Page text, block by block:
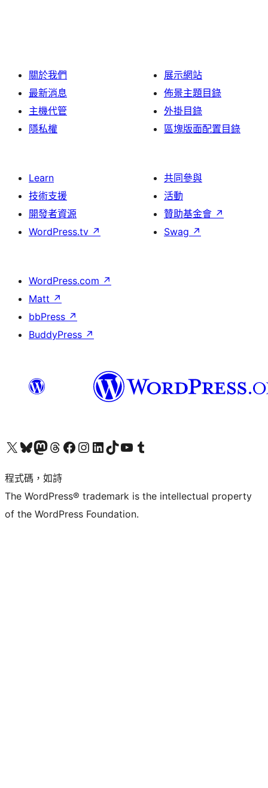
關於我們
最新消息
主機代管
隱私權
展示網站
佈景主題目錄
外掛目錄
區塊版面配置目錄
Learn
技術支援
開發者資源
WordPress.tv ↗
共同參與
活動
贊助基金會 ↗
Swag ↗
WordPress.com ↗
Matt ↗
bbPress ↗
BuddyPress ↗
查看我們的 X (之前的 Twitter) 帳號造訪我們的 Bluesky 帳號造訪我們的 Mastodon 帳號造訪我們的 Threads 帳號 造訪我們的 Facebook 粉絲專頁Visit our Instagram account
Visit our LinkedIn account
造訪我們的 TikTok 帳號Visit our YouTube channel
造訪我們的 Tumblr 帳號
程式碼，如詩
The WordPress® trademark is the intellectual property
of the WordPress Foundation.